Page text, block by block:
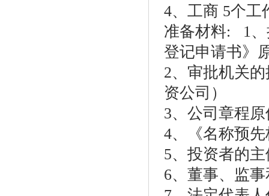
4、工商 5个
准备材料: 1、
登记申请书》
2、审批机关
资公司）
3、公司章程
4、《名称预
5、投资者的
6、董事、监